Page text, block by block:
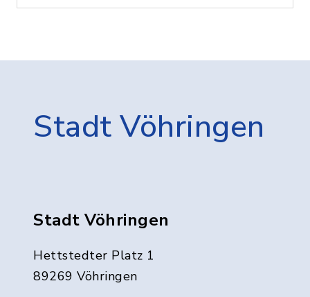
Stadt Vöhringen
Stadt Vöhringen
Hettstedter Platz 1
89269 Vöhringen